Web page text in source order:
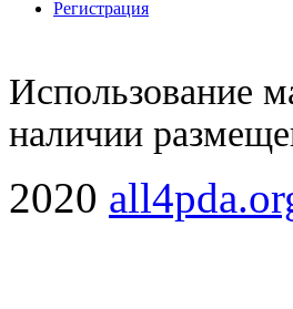
Регистрация
Использование
наличии
2020